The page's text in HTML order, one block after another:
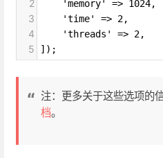
2
    'memory' => 1024,
3
    'time' => 2,
4
    'threads' => 2,
5 ]);
注：更多关于这些选项的
档。